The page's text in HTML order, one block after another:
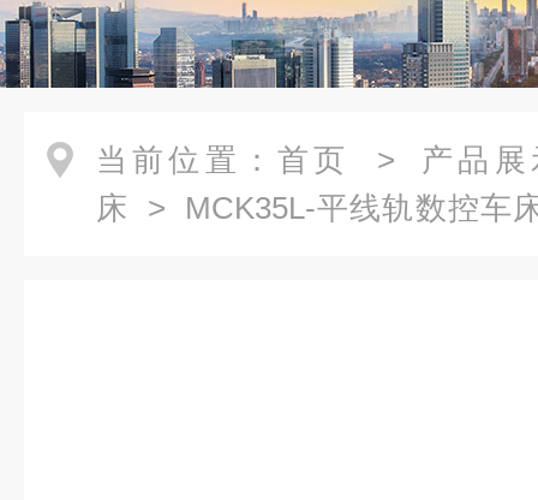
当前位置： 首页 > 产品展
床 > MCK35L-平线轨数控车